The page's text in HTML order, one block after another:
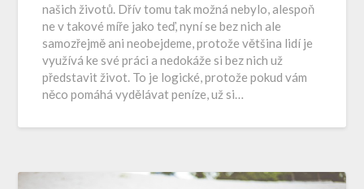
našich životů. Dřív tomu tak možná nebylo, alespoň
ne v takové míře jako teď, nyní se bez nich ale
samozřejmě ani neobejdeme, protože většina lidí je
využívá ke své práci a nedokáže si bez nich už
představit život. To je logické, protože pokud vám
něco pomáhá vydělávat peníze, už si…